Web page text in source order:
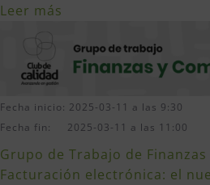
Leer más
Fecha inicio: 2025-03-11 a las 9:30
Fecha fin: 2025-03-11 a las 11:00
Grupo de Trabajo de Finanzas
Facturación electrónica: el